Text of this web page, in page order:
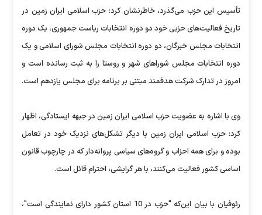
تأسیس این حزب می‌گذرد، خاطرنشان کرد:‌ حزب اسلامی ایران زمین در
تاریخ فعالیت‌های حزبی خود دو دوره انتخابات ریاست جمهوری، یک دوره
انتخابات مجلس خبرگان،‌ دو دوره انتخابات مجلس شورای اسلامی و یک
دوره انتخابات مجلس شوراهای شهر و روستا را به ثبت رسانده است و
امروز در تدارک شرکت هدفمند مبتنی بر برنامه برای مجلس یازدهم است.
وی با اشاره به عضویت حزب اسلامی ایران زمین در جبهه ایستادگی، اظهار
کرد: حزب اسلامی ایران زمین با دیگر تشکل‌های نزدیک خود در تعامل
بوده و برای همه احزاب و گروه‌های سیاسی پروانه‌دار که در چارچوب قانون
اساسی کشور فعالیت می‌کنند، با هر گرایشی، احترام قائل است.
رئوفیان با بیان این‌که "حزب در 10 استان کشور دارای نمایندگی است"،